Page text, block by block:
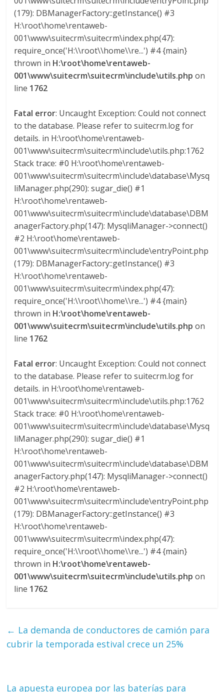
o
m
b
a
(179): DBManagerFactory::getInstance() #3
H:\root\home\rentaweb-
001\www\suitecrm\suitecrm\index.php(47):
require_once('H:\\root\\home\\re...') #4 {main}
thrown in H:\root\home\rentaweb-
001\www\suitecrm\suitecrm\include\utils.php on
line 1762
Fatal error: Uncaught Exception: Could not connect
to the database. Please refer to suitecrm.log for
details. in H:\root\home\rentaweb-
001\www\suitecrm\suitecrm\include\utils.php:1762
Stack trace: #0 H:\root\home\rentaweb-
001\www\suitecrm\suitecrm\include\database\Mysq
liManager.php(290): sugar_die() #1
H:\root\home\rentaweb-
001\www\suitecrm\suitecrm\include\database\DBM
anagerFactory.php(147): MysqliManager->connect()
#2 H:\root\home\rentaweb-
001\www\suitecrm\suitecrm\include\entryPoint.php
(179): DBManagerFactory::getInstance() #3
H:\root\home\rentaweb-
001\www\suitecrm\suitecrm\index.php(47):
require_once('H:\\root\\home\\re...') #4 {main}
thrown in H:\root\home\rentaweb-
001\www\suitecrm\suitecrm\include\utils.php on
line 1762
Fatal error: Uncaught Exception: Could not connect
to the database. Please refer to suitecrm.log for
details. in H:\root\home\rentaweb-
001\www\suitecrm\suitecrm\include\utils.php:1762
Stack trace: #0 H:\root\home\rentaweb-
001\www\suitecrm\suitecrm\include\database\Mysq
liManager.php(290): sugar_die() #1
H:\root\home\rentaweb-
001\www\suitecrm\suitecrm\include\database\DBM
anagerFactory.php(147): MysqliManager->connect()
#2 H:\root\home\rentaweb-
001\www\suitecrm\suitecrm\include\entryPoint.php
(179): DBManagerFactory::getInstance() #3
H:\root\home\rentaweb-
001\www\suitecrm\suitecrm\index.php(47):
require_once('H:\\root\\home\\re...') #4 {main}
thrown in H:\root\home\rentaweb-
001\www\suitecrm\suitecrm\include\utils.php on
line 1762
← La demanda de conductores de camión para
cubrir la temporada estival crece un 25%
La apuesta europea por las baterías para